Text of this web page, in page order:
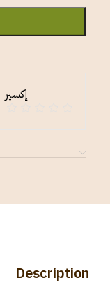
إكسير
Description